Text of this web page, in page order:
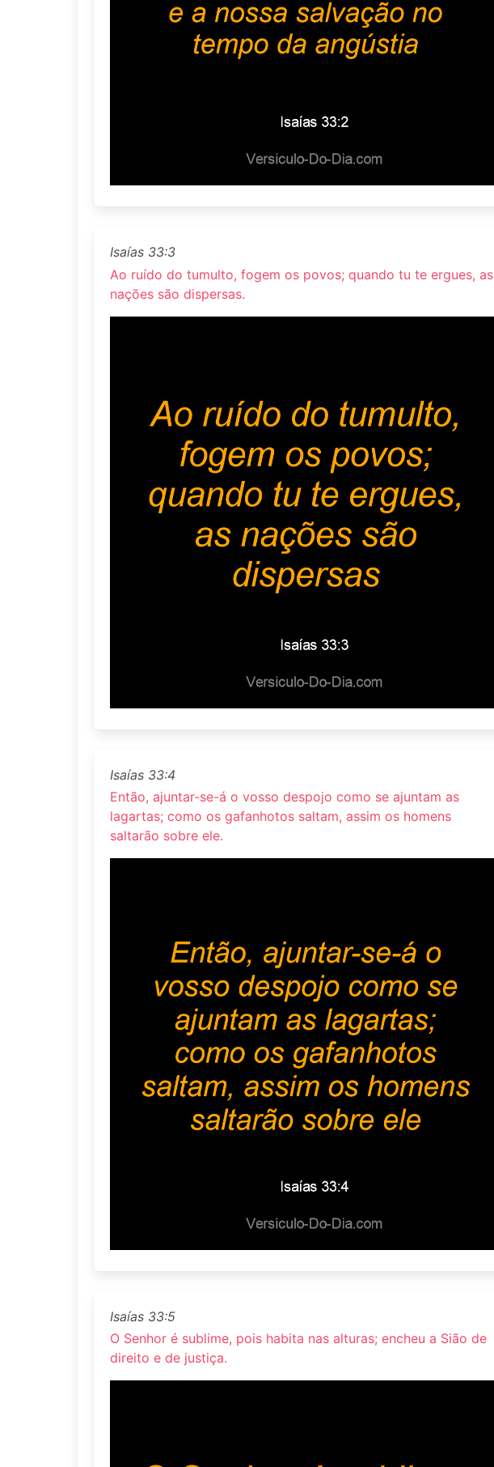
Isaías 33:3
Ao ruído do tumulto, fogem os povos; quando tu te ergues, as
nações são dispersas.
Isaías 33:4
Então, ajuntar-se-á o vosso despojo como se ajuntam as
lagartas; como os gafanhotos saltam, assim os homens
saltarão sobre ele.
Isaías 33:5
O Senhor é sublime, pois habita nas alturas; encheu a Sião de
direito e de justiça.